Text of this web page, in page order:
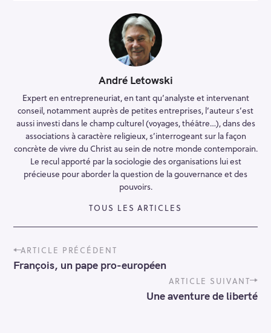
André Letowski
Expert en entrepreneuriat, en tant qu’analyste et intervenant
conseil, notamment auprès de petites entreprises, l’auteur s’est
aussi investi dans le champ culturel (voyages, théâtre…), dans des
associations à caractère religieux, s’interrogeant sur la façon
concrète de vivre du Christ au sein de notre monde contemporain.
Le recul apporté par la sociologie des organisations lui est
précieuse pour aborder la question de la gouvernance et des
pouvoirs.
TOUS LES ARTICLES
P
o
s
ARTICLE PRÉCÉDENT
François, un pape pro-européen
ARTICLE SUIVANT
Une aventure de liberté